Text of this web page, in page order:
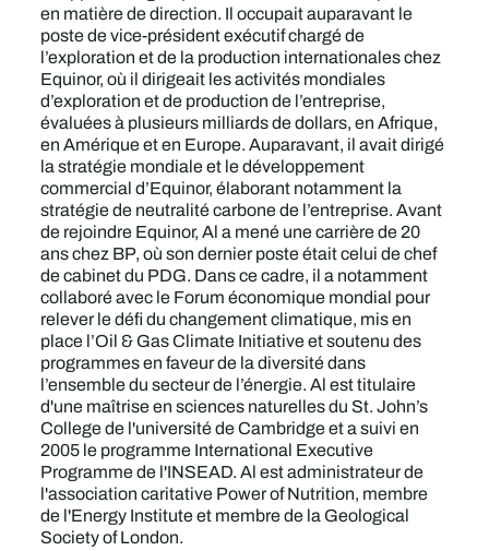
en matière de direction. Il occupait auparavant le
poste de vice-président exécutif chargé de
l’exploration et de la production internationales chez
Equinor, où il dirigeait les activités mondiales
d’exploration et de production de l’entreprise,
évaluées à plusieurs milliards de dollars, en Afrique,
en Amérique et en Europe. Auparavant, il avait dirigé
la stratégie mondiale et le développement
commercial d’Equinor, élaborant notamment la
stratégie de neutralité carbone de l’entreprise. Avant
de rejoindre Equinor, Al a mené une carrière de 20
ans chez BP, où son dernier poste était celui de chef
de cabinet du PDG. Dans ce cadre, il a notamment
collaboré avec le Forum économique mondial pour
relever le défi du changement climatique, mis en
place l’Oil & Gas Climate Initiative et soutenu des
programmes en faveur de la diversité dans
l’ensemble du secteur de l’énergie. Al est titulaire
d'une maîtrise en sciences naturelles du St. John’s
College de l'université de Cambridge et a suivi en
2005 le programme International Executive
Programme de l'INSEAD. Al est administrateur de
l'association caritative Power of Nutrition, membre
de l'Energy Institute et membre de la Geological
Society of London.